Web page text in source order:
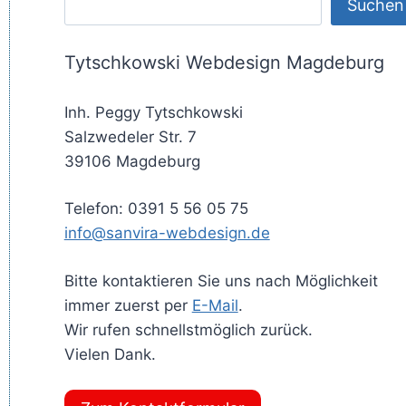
Suchen
Tytschkowski Webdesign Magdeburg
Inh. Peggy Tytschkowski
Salzwedeler Str. 7
39106 Magdeburg
Telefon: 0391 5 56 05 75
info@sanvira-webdesign.de
Bitte kontaktieren Sie uns nach Möglichkeit
immer zuerst per E-Mail.
Wir rufen schnellstmöglich zurück.
Vielen Dank.